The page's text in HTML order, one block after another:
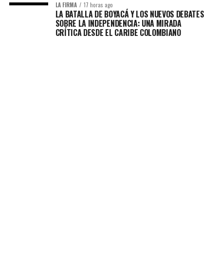
LA FIRMA 17 horas ago
LA BATALLA DE BOYACÁ Y LOS NUEVOS DEBATES
SOBRE LA INDEPENDENCIA: UNA MIRADA
CRÍTICA DESDE EL CARIBE COLOMBIANO